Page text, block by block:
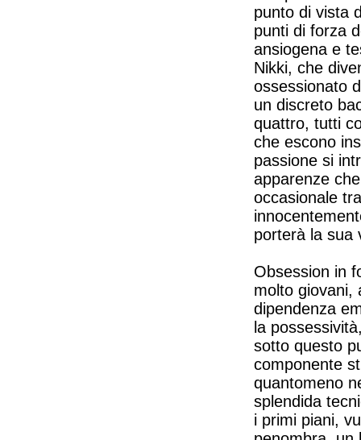
punto di vista
punti di forza
ansiogena e
Nikki, che
ossessionato
un discreto
quattro, tutti
che escono
passione si
apparenze
occasionale
porterà la sua
Obsession in
molto giovani,
dipendenza
la
sotto questo
componente
quantomeno
splendida
i primi piani,